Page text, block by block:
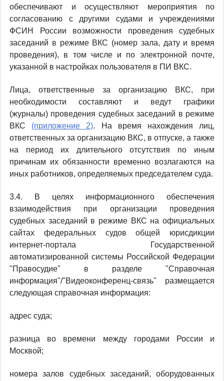
обеспечивают и осуществляют мероприятия по
согласованию с другими судами и учреждениями
ФСИН России возможности проведения судебных
заседаний в режиме ВКС (номер зала, дату и время
проведения), в том числе и по электронной почте,
указанной в настройках пользователя в ПИ ВКС.
Лица, ответственные за организацию ВКС, при
необходимости составляют и ведут графики
(журналы) проведения судебных заседаний в режиме
ВКС (приложение 2). На время нахождения лиц,
ответственных за организацию ВКС, в отпуске, а также
на период их длительного отсутствия по иным
причинам их обязанности временно возлагаются на
иных работников, определяемых председателем суда.
3.4. В целях информационного обеспечения
взаимодействия при организации проведения
судебных заседаний в режиме ВКС на официальных
сайтах федеральных судов общей юрисдикции
интернет-портала Государственной
автоматизированной системы Российской Федерации
"Правосудие" в разделе "Справочная
информация"/"Видеоконференц-связь" размещается
следующая справочная информация:
адрес суда;
разница во времени между городами России и
Москвой;
номера залов судебных заседаний, оборудованных